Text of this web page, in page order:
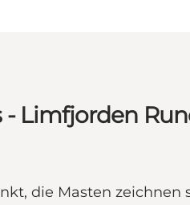
Limfjorden
die Masten